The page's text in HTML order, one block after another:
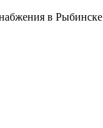
в Рыбинске